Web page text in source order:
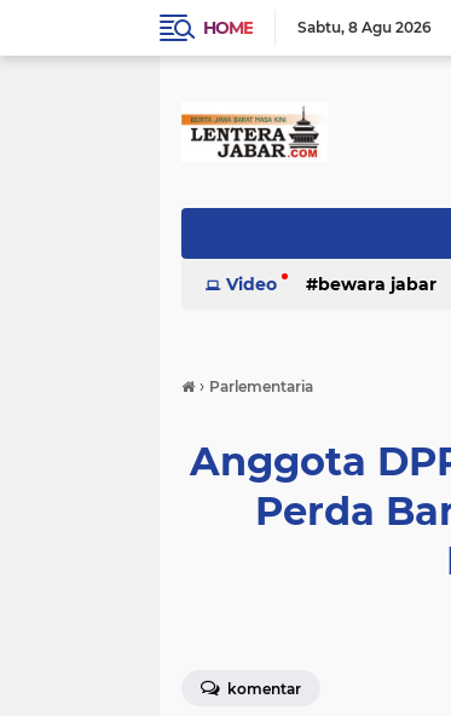
HOME Sabtu 8 Agu 2026
Video bewara jabar
› Parlementaria
Anggota
Perda
komentar